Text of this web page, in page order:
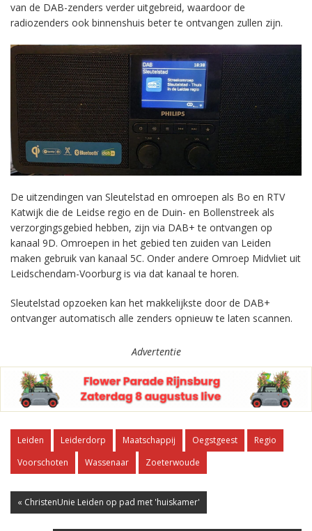
van de DAB-zenders verder uitgebreid, waardoor de
radiozenders ook binnenshuis beter te ontvangen zullen zijn.
De uitzendingen van Sleutelstad en omroepen als Bo en RTV
Katwijk die de Leidse regio en de Duin- en Bollenstreek als
verzorgingsgebied hebben, zijn via DAB+ te ontvangen op
kanaal 9D. Omroepen in het gebied ten zuiden van Leiden
maken gebruik van kanaal 5C. Onder andere Omroep Midvliet uit
Leidschendam-Voorburg is via dat kanaal te horen.
Sleutelstad opzoeken kan het makkelijkste door de DAB+
ontvanger automatisch alle zenders opnieuw te laten scannen.
Advertentie
Leiden Leiderdorp Maatschappij Oegstgeest
Regio
Voorschoten
Wassenaar Zoeterwoude
« ChristenUnie Leiden op pad met 'huiskamer'